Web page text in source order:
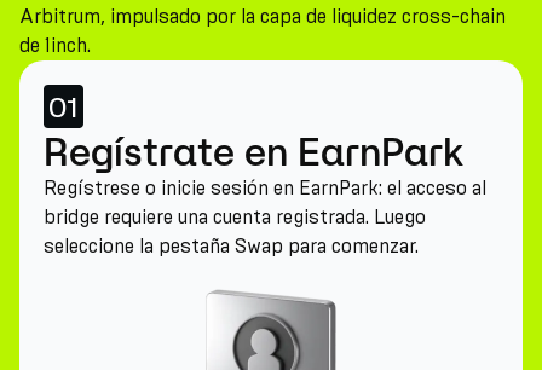
Arbitrum, impulsado por la capa de liquidez cross-chain
de 1inch.
01
Regístrate en EarnPark
Regístrese o inicie sesión en EarnPark: el acceso al
bridge requiere una cuenta registrada. Luego
seleccione la pestaña Swap para comenzar.